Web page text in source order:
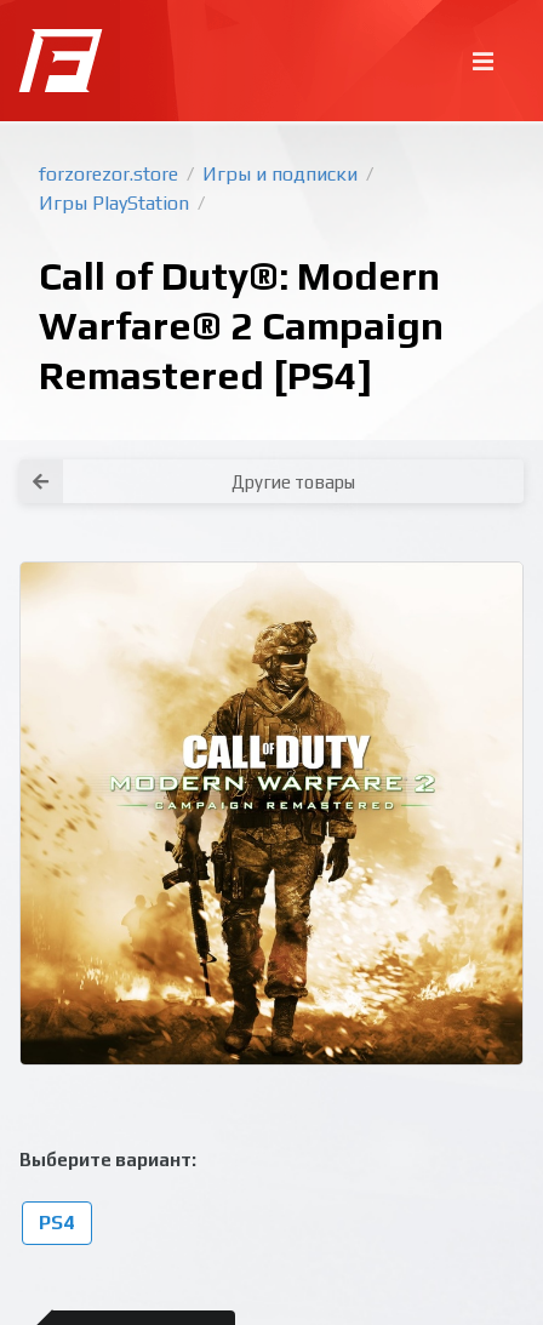
forzorezor.store / Игры и подписки /
Игры PlayStation /
Call of Duty®: Modern
Warfare® 2 Campaign
Remastered [PS4]
Другие товары
Выберите вариант:
PS4